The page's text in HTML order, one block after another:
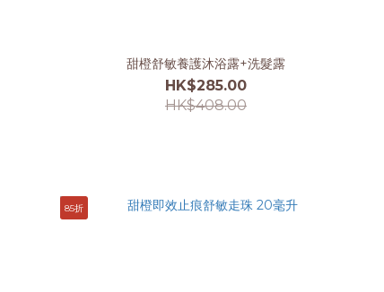
甜橙舒敏養護沐浴露+洗髮露
HK$285.00
HK$408.00
85折